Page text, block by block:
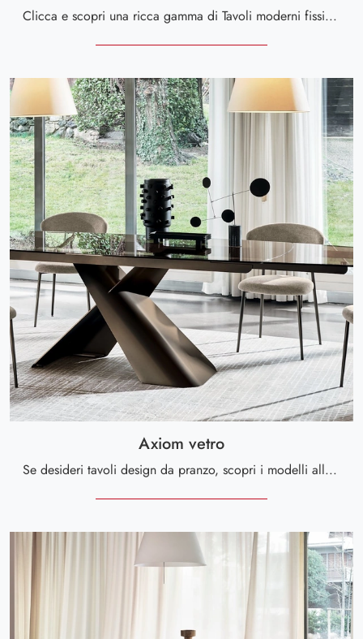
Clicca e scopri una ricca gamma di Tavoli moderni fissi da pranzo! Il modello Icaro ceramica di Calligaris ti sta aspettando.
Axiom vetro
Se desideri tavoli design da pranzo, scopri i modelli allungabili di Calligaris: clicca e scopri il modello Axiom vetro in vetro.